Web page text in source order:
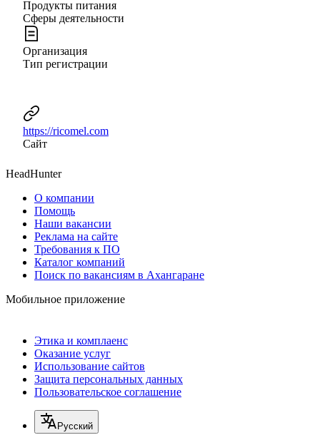
Продукты питания
Сферы деятельности
Организация
Тип регистрации
https://ricomel.com
Сайт
HeadHunter
О компании
Помощь
Наши вакансии
Реклама на сайте
Требования к ПО
Каталог компаний
Поиск по вакансиям в Ахангаране
Мобильное приложение
Этика и комплаенс
Оказание услуг
Использование сайтов
Защита персональных данных
Пользовательское соглашение
Русский